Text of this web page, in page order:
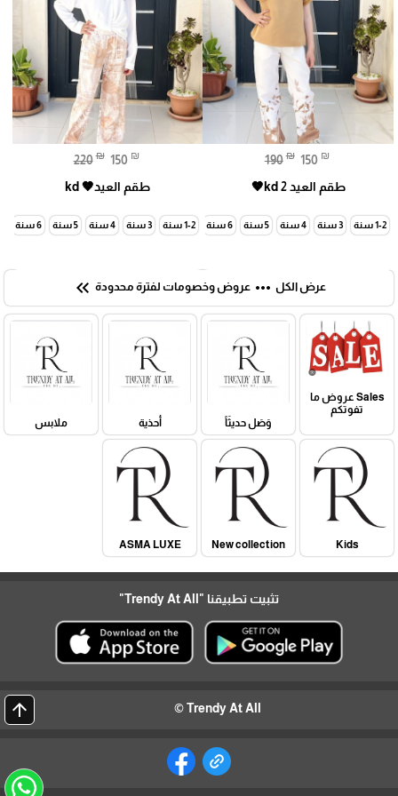
190 ₪ 150 ₪
طقم العيد kd 2🤎
1-2 سنة 3 سنة 4 سنة 5 سنة 6 سنة 7 سنة
220 ₪ 150 ₪
طقم العيد🤎 kd
1-2 سنة 3 سنة 4 سنة 5 سنة 6 سنة
عرض الكل more_horiz عروض وخصومات لفترة محدودة keyboard_double_arrow_left
Sales عروض ما
تفوتكم
وَصَل حديثَاً
أحذية ملابس
Kids
New collection
ASMA LUXE
تثبيت تطبيقنا "Trendy At All"
Trendy At All ©
arrow_upward